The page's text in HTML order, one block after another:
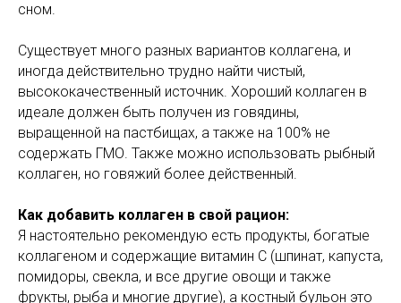
сном.
Существует много разных вариантов коллагена, и
иногда действительно трудно найти чистый,
высококачественный источник. Хороший коллаген в
идеале должен быть получен из говядины,
выращенной на пастбищах, а также на 100% не
содержать ГМО. Также можно использовать рыбный
коллаген, но говяжий более действенный.
Как добавить коллаген в свой рацион:
Я настоятельно рекомендую есть продукты, богатые
коллагеном и содержащие витамин С (шпинат, капуста,
помидоры, свекла, и все другие овощи и также
фрукты, рыба и многие другие), а костный бульон это